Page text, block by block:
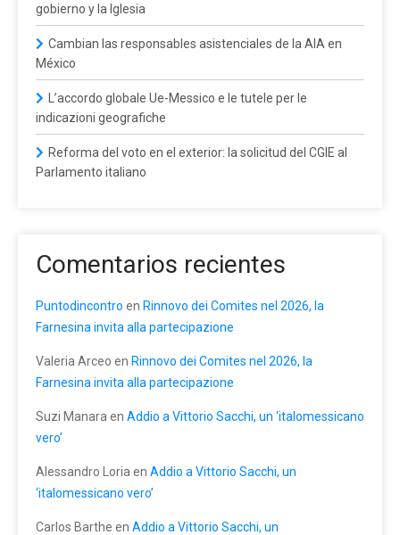
gobierno y la Iglesia
Cambian las responsables asistenciales de la AIA en
México
L’accordo globale Ue-Messico e le tutele per le
indicazioni geografiche
Reforma del voto en el exterior: la solicitud del CGIE al
Parlamento italiano
Comentarios recientes
Puntodincontro en Rinnovo dei Comites nel 2026, la
Farnesina invita alla partecipazione
Valeria Arceo en Rinnovo dei Comites nel 2026, la
Farnesina invita alla partecipazione
Suzi Manara en Addio a Vittorio Sacchi, un ‘italomessicano
vero’
Alessandro Loria en Addio a Vittorio Sacchi, un
‘italomessicano vero’
Carlos Barthe en Addio a Vittorio Sacchi, un